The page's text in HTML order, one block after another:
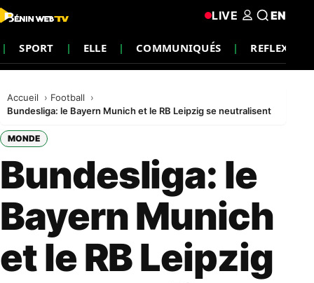
SPORT ELLE COMMUNIQUÉS REFLEXION
LIVE EN
Accueil
Football
Bundesliga: le Bayern Munich et le RB Leipzig se neutralisent
MONDE
Bundesliga: le
Bayern Munich
et le RB Leipzig